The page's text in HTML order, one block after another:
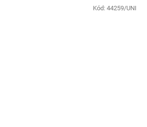
Kód: 44259/UNI